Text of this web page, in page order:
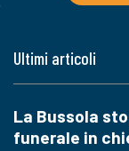
Ultimi articoli
La Bussola
funerale in